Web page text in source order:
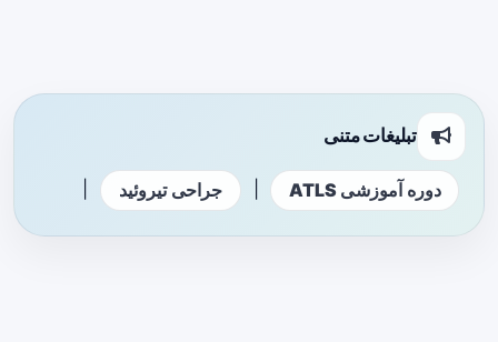
تبلیغات متنی
دوره آموزشی ATLS جراحی تیروئید